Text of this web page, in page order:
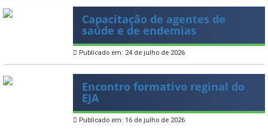
Capacitação de agentes de
saúde e de endemias
Publicado em: 24 de julho de 2026
Encontro formativo reginal do
EJA
Publicado em: 16 de julho de 2026